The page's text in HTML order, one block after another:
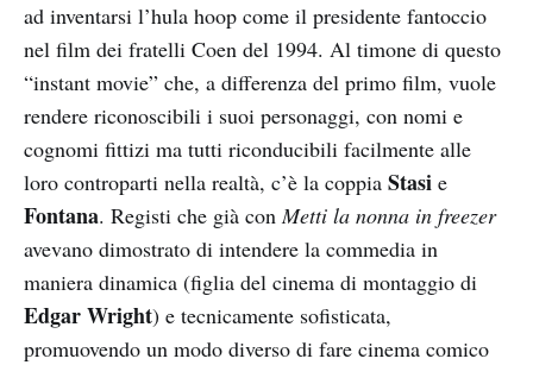
ad inventarsi l’hula hoop come il presidente fantoccio
nel film dei fratelli Coen del 1994. Al timone di questo
“instant movie” che, a differenza del primo film, vuole
rendere riconoscibili i suoi personaggi, con nomi e
cognomi fittizi ma tutti riconducibili facilmente alle
loro controparti nella realtà, c’è la coppia Stasi e
Fontana. Registi che già conMetti la nonna in freezer
avevano dimostrato di intendere la commedia in
maniera dinamica (figlia del cinema di montaggio di
Edgar Wright) e tecnicamente sofisticata,
promuovendo un modo diverso di fare cinema comico